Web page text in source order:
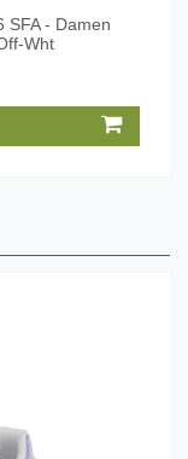
SFA - Damen
Wht